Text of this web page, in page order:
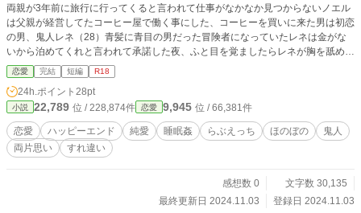
両親が3年前に旅行に行ってくると言われて仕事がなかなか見つからないノエル
は父親が経営してたコーヒー屋で働く事にした、コーヒーを買いに来た男は初恋
の男、鬼人レネ（28）青髪に青目の男だった冒険者になっていたレネは金がな
いから泊めてくれと言われて承諾した夜、ふと目を覚ましたらレネが胸を舐めて
いて……両片思いのなんちゃって睡眠姦。ヒロイン起きてますドキドキワクワク
しながらおきてます。睡眠姦には*マークをつけています。
恋愛 完結 短編 R18
24h.ポイント 28pt
小説 22,789 位 / 228,874件 恋愛 9,945 位 / 66,381件
恋愛 ハッピーエンド 純愛 睡眠姦 らぶえっち ほのぼの
鬼人
両片思い
すれ違い
感想数 0
文字数 30,135
最終更新日 2024.11.03
登録日 2024.11.03